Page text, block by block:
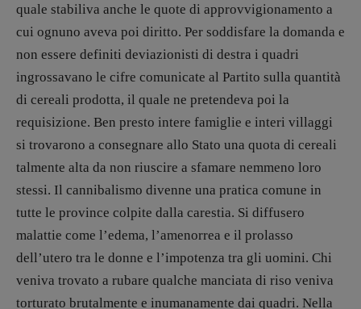
quale stabiliva anche le quote di approvvigionamento a
cui ognuno aveva poi diritto. Per soddisfare la domanda e
non essere definiti deviazionisti di destra i quadri
ingrossavano le cifre comunicate al Partito sulla quantità
di cereali prodotta, il quale ne pretendeva poi la
requisizione. Ben presto intere famiglie e interi villaggi
si trovarono a consegnare allo Stato una quota di cereali
talmente alta da non riuscire a sfamare nemmeno loro
stessi. Il cannibalismo divenne una pratica comune in
tutte le province colpite dalla carestia. Si diffusero
malattie come l’edema, l’amenorrea e il prolasso
dell’utero tra le donne e l’impotenza tra gli uomini. Chi
veniva trovato a rubare qualche manciata di riso veniva
torturato brutalmente e inumanamente dai quadri. Nella